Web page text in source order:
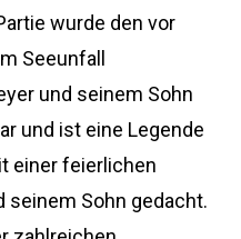
wurde den vor
Seeunfall
und seinem Sohn
und ist eine Legende
einer feierlichen
seinem Sohn gedacht.